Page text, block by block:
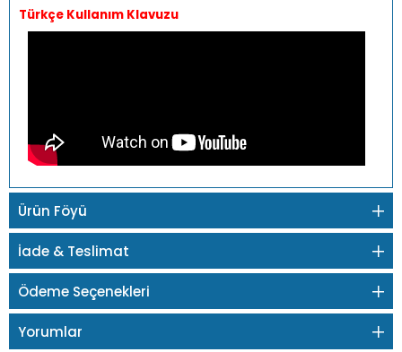
Türkçe Kullanım Klavuzu
Ürün Föyü
İade & Teslimat
Ödeme Seçenekleri
Yorumlar